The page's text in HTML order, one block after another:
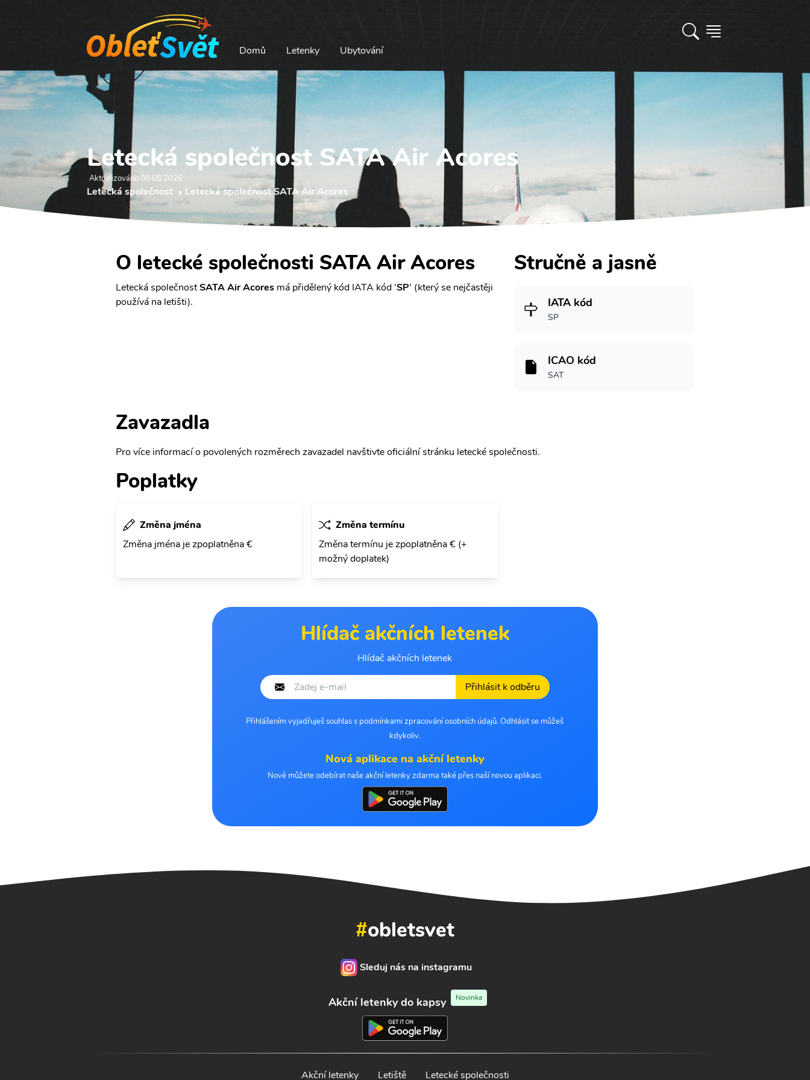
Domů Letenky Ubytování
Letecká společnost SATA Air Acores
Aktualizováno 08.08 2026
Letecká společnost Letecká společnost SATA Air Acores
O letecké společnosti SATA Air Acores
Letecká společnostSATA Air Acores má přidělený kód IATA kód 'SP' (který se nejčastěji
používá na letišti).
Stručně a jasně
IATA kód
SP
ICAO kód
SAT
Zavazadla
Pro více informací o povolených rozměrech zavazadel navštivte oficiální stránku letecké společnosti.
Poplatky
Změna jména
Změna jména je zpoplatněna €
Změna termínu
Změna termínu je zpoplatněna € (+
možný doplatek)
Hlídač akčních letenek
Hlídač akčních letenek
Přihlásit k odběru
Přihlášením vyjadřuješ souhlas s podmínkami zpracování osobních údajů. Odhlásit se můžeš
kdykoliv.
Nová aplikace na akční letenky
Nově můžete odebírat naše akční letenky zdarma také přes naší novou aplikaci.
#obletsvet
Sleduj nás na instagramu
Akční letenky do kapsy Novinka
Akční letenky Letiště Letecké společnosti